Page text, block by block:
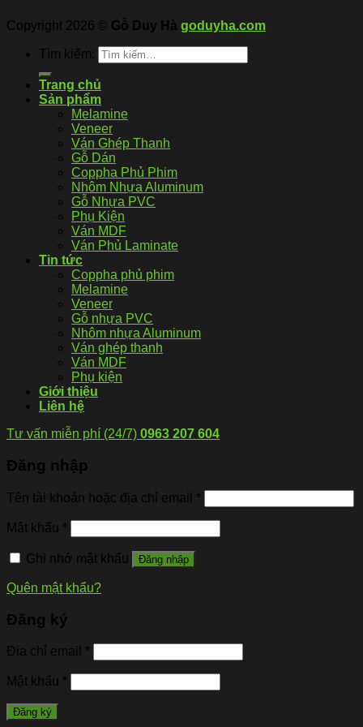
Copyright 2026 © Gỗ Duy Hà goduyha.com
Tìm kiếm:
Trang chủ
Sản phẩm
Melamine
Veneer
Ván Ghép Thanh
Gỗ Dán
Coppha Phủ Phim
Nhôm Nhựa Aluminum
Gỗ Nhựa PVC
Phụ Kiện
Ván MDF
Ván Phủ Laminate
Tin tức
Coppha phủ phim
Melamine
Veneer
Gỗ nhựa PVC
Nhôm nhựa Aluminum
Ván ghép thanh
Ván MDF
Phụ kiện
Giới thiệu
Liên hệ
Tư vấn miễn phí (24/7) 0963 207 604
Đăng nhập
Tên tài khoản hoặc địa chỉ email *
Mật khẩu *
Ghi nhớ mật khẩu Đăng nhập
Quên mật khẩu?
Đăng ký
Địa chỉ email *
Mật khẩu *
Đăng ký